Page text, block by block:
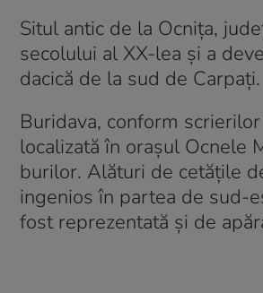
Situl antic de la Ocnița,
secolului al XX-lea și a
dacică de la sud de Carpați.
Buridava, conform
localizată în orașul Ocnele
burilor. Alături de cetățile
ingenios în partea de sud-
fost reprezentată și de